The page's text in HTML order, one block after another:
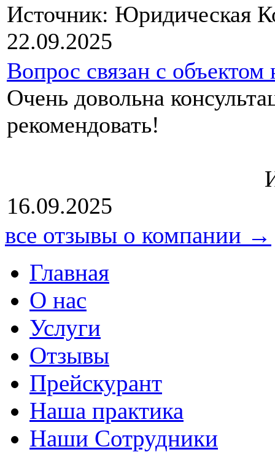
Источник: Юридическая
22.09.2025
Вопрос связан с
Очень довольна
Источник:
16.09.2025
все отзывы о компании →
Главная
О нас
Услуги
Отзывы
Прейскурант
Наша практика
Наши Сотрудники